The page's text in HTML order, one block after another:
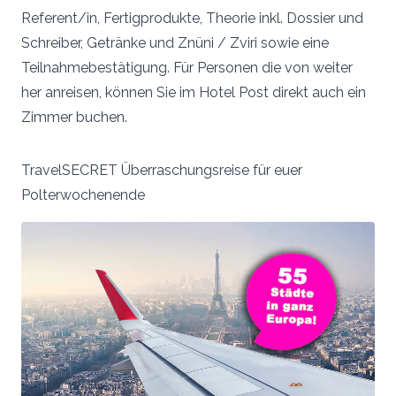
Referent/in, Fertigprodukte, Theorie inkl. Dossier und
Schreiber, Getränke und Znüni / Zviri sowie eine
Teilnahmebestätigung. Für Personen die von weiter
her anreisen, können Sie im Hotel Post direkt auch ein
Zimmer buchen.
TravelSECRET Überraschungsreise für euer
Polterwochenende